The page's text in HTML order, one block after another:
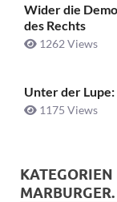
Wider die
des Rechts
1262 Views
Unter der
1175 Views